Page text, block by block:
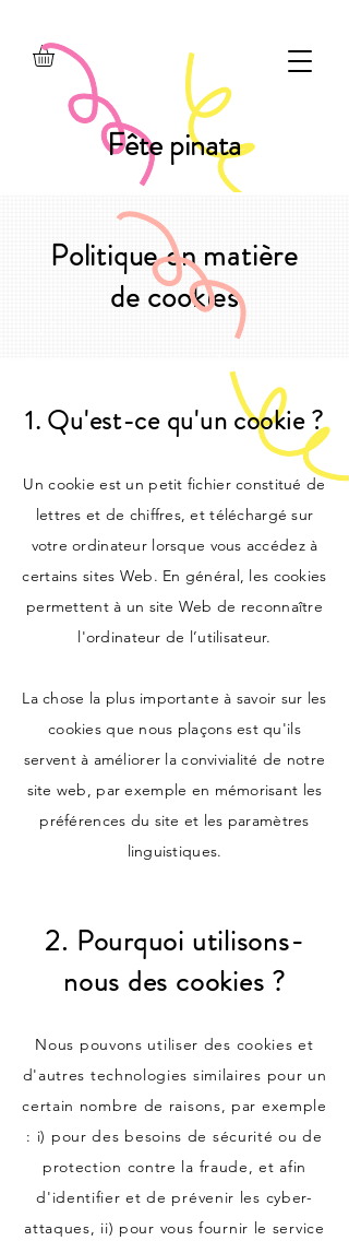
Fête pinata
Politique en matière
de cookies
1. Qu'est-ce qu'un cookie ?
Un cookie est un petit fichier constitué de
lettres et de chiffres, et téléchargé sur
votre ordinateur lorsque vous accédez à
certains sites Web. En général, les cookies
permettent à un site Web de reconnaître
l'ordinateur de l’utilisateur.
La chose la plus importante à savoir sur les
cookies que nous plaçons est qu'ils
servent à améliorer la convivialité de notre
site web, par exemple en mémorisant les
préférences du site et les paramètres
linguistiques.
2. Pourquoi utilisons-
nous des cookies ?
Nous pouvons utiliser des cookies et
d'autres technologies similaires pour un
certain nombre de raisons, par exemple
: i) pour des besoins de sécurité ou de
protection contre la fraude, et afin
d'identifier et de prévenir les cyber-
attaques, ii) pour vous fournir le service